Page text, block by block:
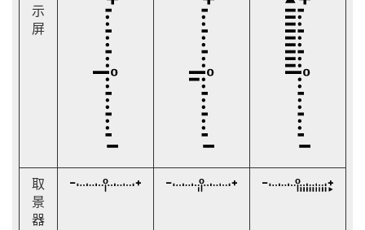
示
屏
取
景
器